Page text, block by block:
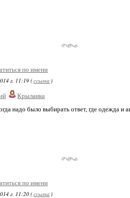
по имени
г. 11:19 (ссылка )
Крыланка
надо было выбирать ответ, где одежда и
по имени
г. 11:20 (ссылка )